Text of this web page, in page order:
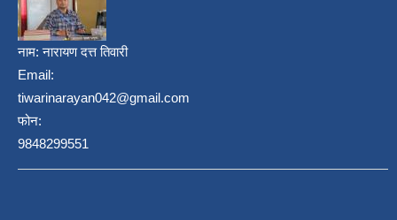
नाम:नारायण दत्त तिवारी
Email:
tiwarinarayan042@gmail.com
फोन:
9848299551